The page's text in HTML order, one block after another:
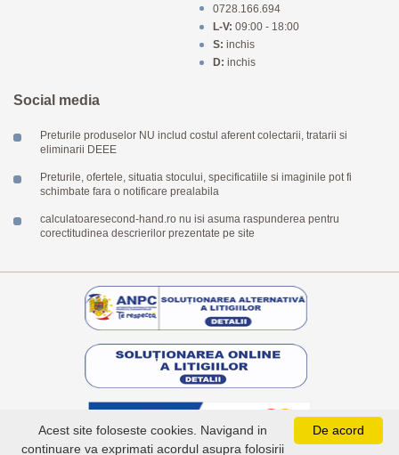
0728.166.694
L-V: 09:00 - 18:00
S: inchis
D: inchis
Social media
Preturile produselor NU includ costul aferent colectarii, tratarii si
eliminarii DEEE
Preturile, ofertele, situatia stocului, specificatiile si imaginile pot fi
schimbate fara o notificare prealabila
calculatoaresecond-hand.ro nu isi asuma raspunderea pentru
corectitudinea descrierilor prezentate pe site
De acord
Acest site foloseste cookies. Navigand in
continuare va exprimati acordul asupra folosirii